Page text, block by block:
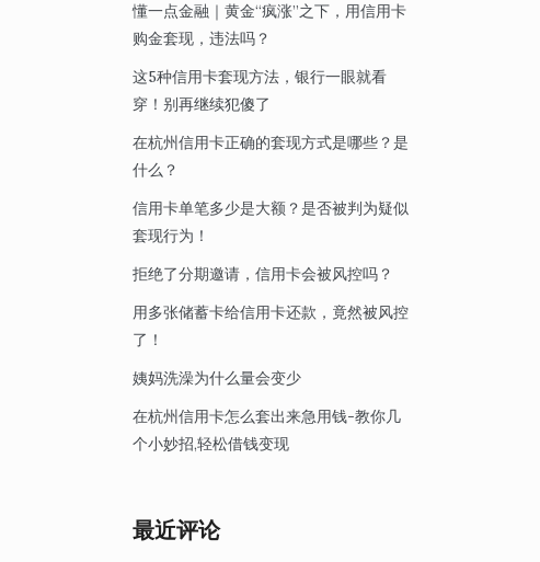
懂一点金融｜黄金“疯涨”之下，用信用卡
购金套现，违法吗？
这5种信用卡套现方法，银行一眼就看
穿！别再继续犯傻了
在杭州信用卡正确的套现方式是哪些？是
什么？
信用卡单笔多少是大额？是否被判为疑似
套现行为！
拒绝了分期邀请，信用卡会被风控吗？
用多张储蓄卡给信用卡还款，竟然被风控
了！
姨妈洗澡为什么量会变少
在杭州信用卡怎么套出来急用钱-教你几
个小妙招,轻松借钱变现
最近评论